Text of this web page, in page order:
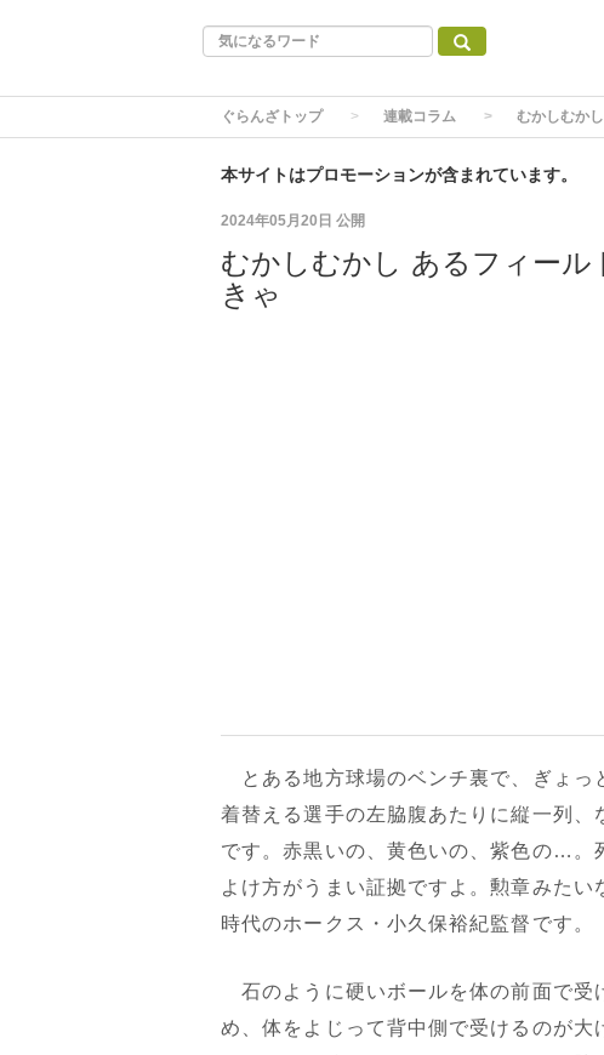
ぐらんざトップ 連載コラム むかしむか
本サイトはプロモーションが含まれています。
2024年05月20日 公開
むかしむかし あるフィール
きゃ
とある地方球場のベンチ裏で、ぎょっ
着替える選手の左脇腹あたりに縦一列
です。赤黒いの、黄色いの、紫色の…。
よけ方がうまい証拠ですよ。勲章みた
時代のホークス・小久保裕紀監督です。
石のように硬いボールを体の前面で受
め、体をよじって背中側で受けるのが